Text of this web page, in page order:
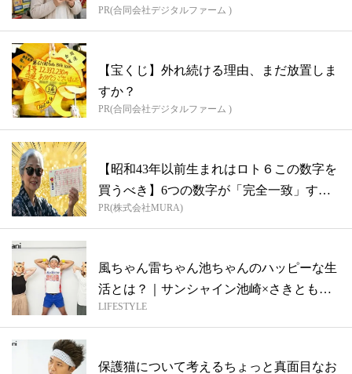
PR(合同会社デジタルファーム )
【宝くじ】外れ続ける理由、まだ放置しま
すか？
PR(合同会社デジタルファーム )
【昭和43年以前生まれはロト６この数字を
買うべき】6つの数字が「完全一致」する
方...
PR(株式会社MURA)
風ちゃん雷ちゃん池ちゃんのハッピーな生
活とは？｜サンシャイン池崎×さきとも
（ぐっ...
LIFESTYLE
保護猫について考えるちょっと真面目なお